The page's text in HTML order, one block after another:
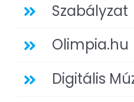
Szabályzat
Olimpia.hu
Digitális